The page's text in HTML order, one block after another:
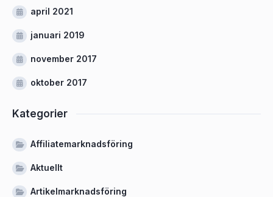
april 2021
januari 2019
november 2017
oktober 2017
Kategorier
Affiliatemarknadsföring
Aktuellt
Artikelmarknadsföring